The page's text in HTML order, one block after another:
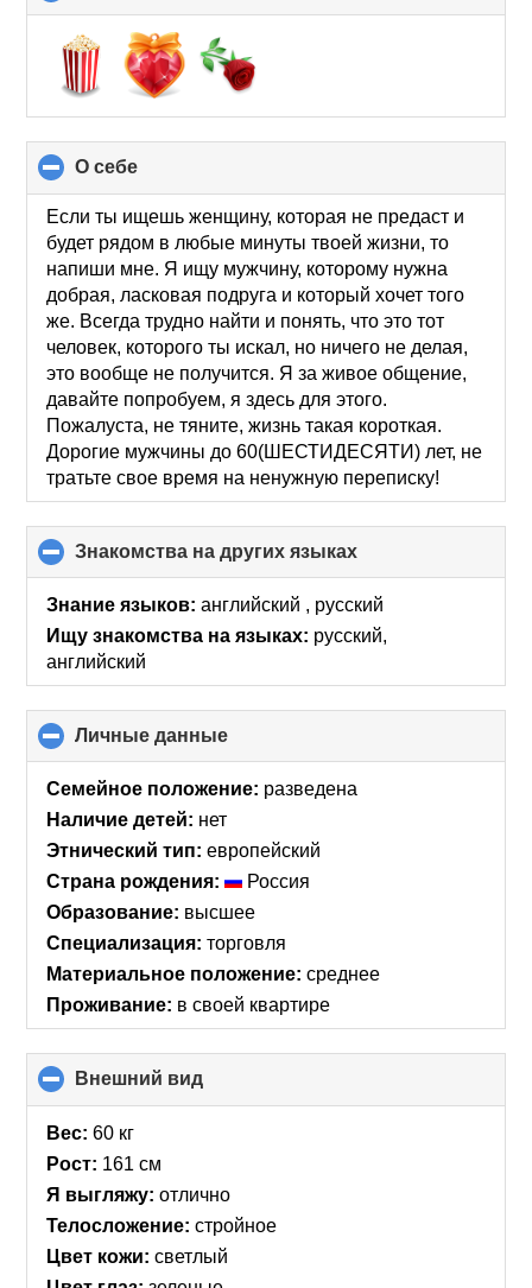
to
collapse
contents
О себе
to
collapse
contents
Если ты ищешь женщину, которая не предаст и
будет рядом в любые минуты твоей жизни, то
напиши мне. Я ищу мужчину, которому нужна
добрая, ласковая подруга и который хочет того
же. Всегда трудно найти и понять, что это тот
человек, которого ты искал, но ничего не делая,
это вообще не получится. Я за живое общение,
давайте попробуем, я здесь для этого.
Пожалуста, не тяните, жизнь такая короткая.
Дорогие мужчины до 60(ШЕСТИДЕСЯТИ) лет, не
тратьте свое время на ненужную переписку!
Знакомства на других языках
to
collapse
contents
Знание языков: английский , русский
Ищу знакомства на языках: русский,
английский
Личные данные
to
collapse
Семейное положение: разведена
Наличие детей: нет
Этнический тип: европейский
Страна рождения:
Россия
Образование: высшее
Специализация: торговля
Материальное положение: среднее
Проживание: в своей квартире
Внешний вид
to
Вес: 60 кг
Рост: 161 см
Я выгляжу: отлично
Телосложение: стройное
Цвет кожи: светлый